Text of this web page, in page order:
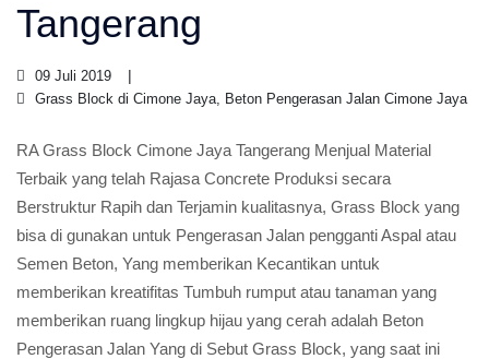
Tangerang
09 Juli 2019
Grass Block di Cimone Jaya, Beton Pengerasan Jalan Cimone Jaya
RA Grass Block Cimone Jaya Tangerang Menjual Material
Terbaik yang telah Rajasa Concrete Produksi secara
Berstruktur Rapih dan Terjamin kualitasnya, Grass Block yang
bisa di gunakan untuk Pengerasan Jalan pengganti Aspal atau
Semen Beton, Yang memberikan Kecantikan untuk
memberikan kreatifitas Tumbuh rumput atau tanaman yang
memberikan ruang lingkup hijau yang cerah adalah Beton
Pengerasan Jalan Yang di Sebut Grass Block, yang saat ini